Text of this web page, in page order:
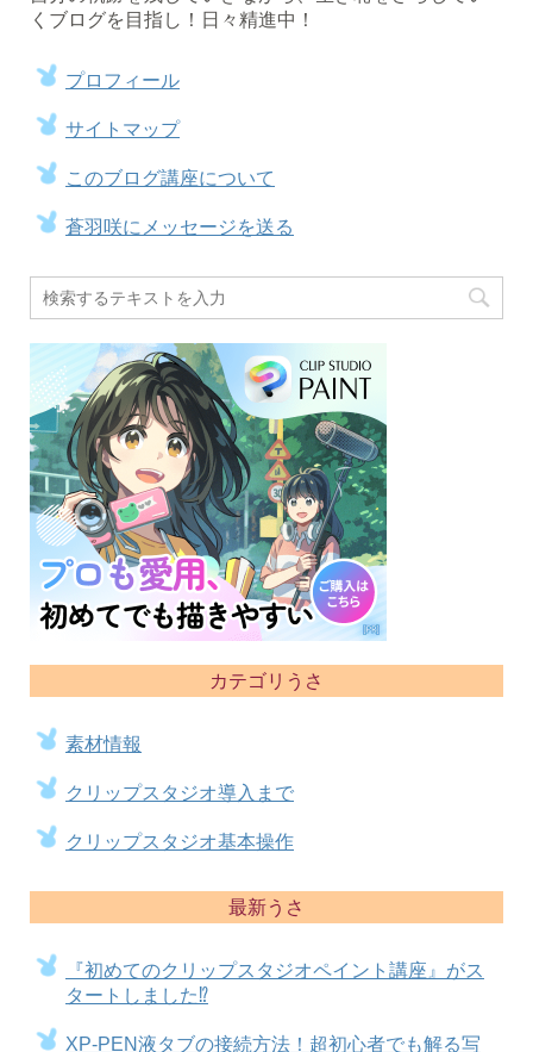
くブログを目指し！日々精進中！
プロフィール
サイトマップ
このブログ講座について
蒼羽咲にメッセージを送る
カテゴリうさ
素材情報
クリップスタジオ導入まで
クリップスタジオ基本操作
最新うさ
『初めてのクリップスタジオペイント講座』がス
タートしました⁉
XP-PEN液タブの接続方法！超初心者でも解る写